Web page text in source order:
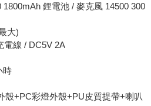
鋰電池 / 麥克風 14500 300
大)
/ DC5V 2A
彩燈外殼+PU皮質提帶+喇叭